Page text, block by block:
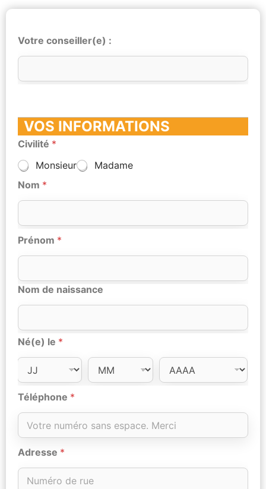
Votre conseiller(e) :
VOS INFORMATIONS
Civilité *
Monsieur
Madame
Nom *
Prénom *
Nom de naissance
Né(e) le *
Téléphone *
Adresse *